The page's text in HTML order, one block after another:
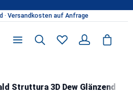
Struttura 3D Dew Glänzend -